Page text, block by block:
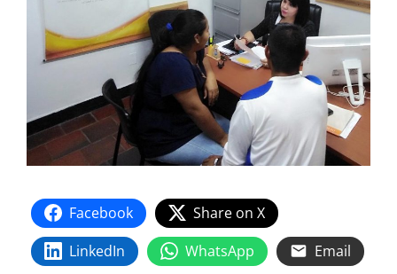
Facebook
Share on X
LinkedIn
WhatsApp
Email